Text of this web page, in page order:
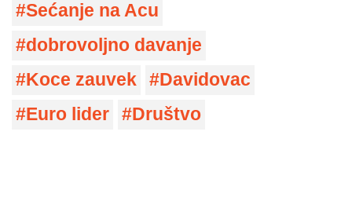
Sećanje na Acu
dobrovoljno davanje
Koce zauvek
Davidovac
Euro lider
Društvo